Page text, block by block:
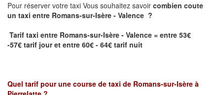
Pour réserver votre taxi Vous souhaitez savoir combien coute
un taxi entre Romans-sur-Isère - Valence ?
Tarif taxi entre Romans-sur-Isère - Valence = entre 53€
-57€ tarif jour et entre 60€ - 64€ tarif nuit
Quel tarif pour une course de taxi de Romans-sur-Isère à